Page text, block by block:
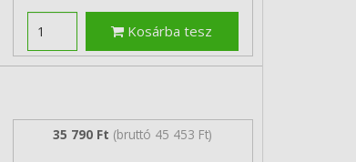
Kosárba tesz
35 790 Ft (bruttó 45 453 Ft)